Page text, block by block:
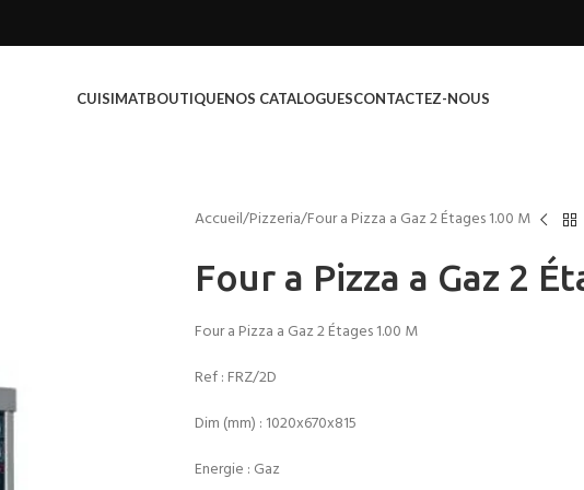
CUISIMATBOUTIQUENOS CATALOGUESCONTACTEZ-NOUS
Accueil Pizzeria Four a Pizza a Gaz 2 Étages 1.00 M
Four a Pizza a Gaz 2
Four a Pizza a Gaz 2 Étages 1.00 M
Ref : FRZ/2D
Dim (mm) : 1020x670x815
Energie : Gaz